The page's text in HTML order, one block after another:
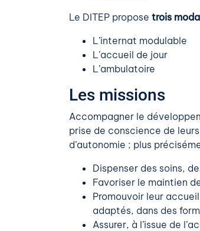
Le DITEP propose trois
L’internat modulable
L’accueil de jour
L’ambulatoire
Les missions
Accompagner le
prise de conscience de
d’autonomie ; plus
Dispenser des soins,
Favoriser le maintien
Promouvoir leur
adaptés, dans des
Assurer, à l’issue de